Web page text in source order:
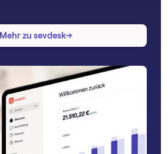
Mehr zu sevdesk→
→